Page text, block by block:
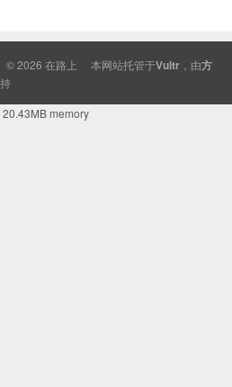
© 2026 在路上 本网站托管于Vultr ，由方
持
memory